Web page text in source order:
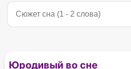
Юродивый во сне